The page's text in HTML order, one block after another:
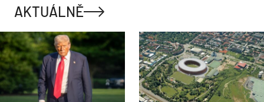
AKTUÁLNĚ